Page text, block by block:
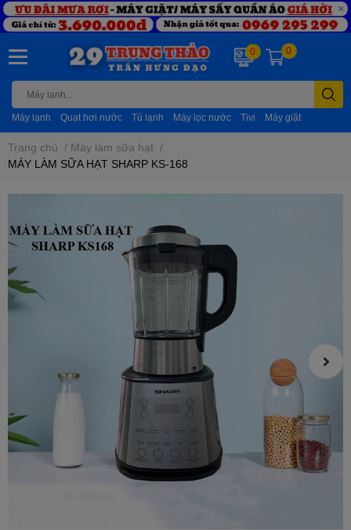
Máy lạnh Quạt hơi nước Tủ lạnh Máy lọc nước Tivi Máy giặt
0 0
Trang chủ / Máy làm sữa hạt /
MÁY LÀM SỮA HẠT SHARP KS-168